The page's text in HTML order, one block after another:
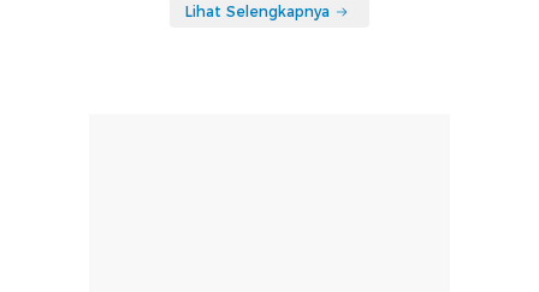
Lihat Selengkapnya